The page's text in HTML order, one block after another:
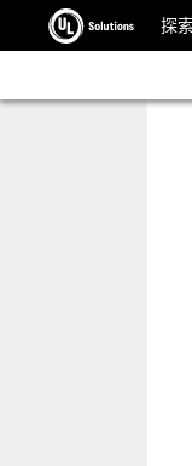
探